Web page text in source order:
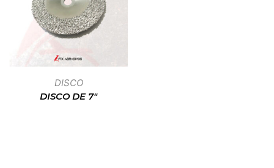
DISCO
DISCO DE 7″